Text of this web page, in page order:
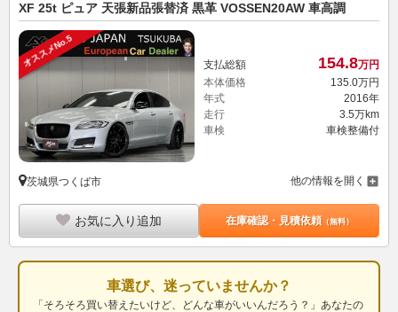
XF 25t ピュア 天張新品張替済 黒革 VOSSEN20AW 車高調
オススメNo.5 支払総額 154.8万円
本体価格
135.0万円
年式
2016年
走行
3.5万km
車検
車検整備付
茨城県つくば市 他の情報を開く
お気に入り追加 在庫確認・見積依頼（無料）
車選び、迷っていませんか？
「そろそろ買い替えたいけど、どんな車がいいんだろう？」あなたの